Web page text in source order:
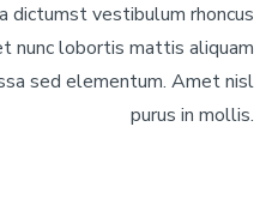
dictumst vestibulum rhoncus
nunc lobortis mattis aliquam
sed elementum. Amet nisl
purus in mollis.